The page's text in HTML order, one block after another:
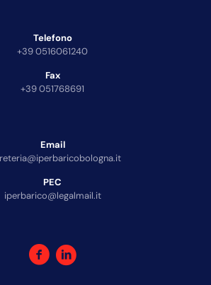
Telefono
+39 0516061240
Fax
+39 051768691
Email
PEC
iperbarico@legalmail.it